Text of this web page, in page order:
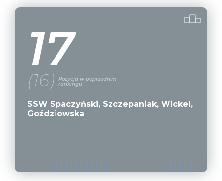
17
(16) Pozycja w poprzednim
rankingu
SSW Spaczyński, Szczepaniak, Wickel,
Goździowska